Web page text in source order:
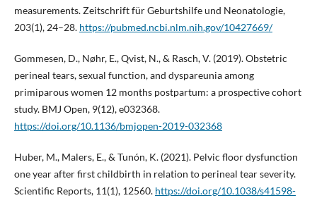
measurements. Zeitschrift für Geburtshilfe und Neonatologie,
203(1), 24–28. https://pubmed.ncbi.nlm.nih.gov/10427669/
Gommesen, D., Nøhr, E., Qvist, N., & Rasch, V. (2019). Obstetric
perineal tears, sexual function, and dyspareunia among
primiparous women 12 months postpartum: a prospective cohort
study. BMJ Open, 9(12), e032368.
https://doi.org/10.1136/bmjopen-2019-032368
Huber, M., Malers, E., & Tunón, K. (2021). Pelvic floor dysfunction
one year after first childbirth in relation to perineal tear severity.
Scientific Reports, 11(1), 12560. https://doi.org/10.1038/s41598-